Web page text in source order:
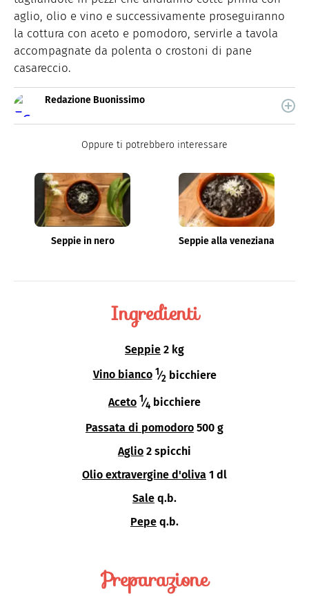
aglio, olio e vino e successivamente proseguiranno
la cottura con aceto e pomodoro, servirle a tavola
accompagnate da polenta o crostoni di pane
casareccio.
Redazione Buonissimo
quale trovi idee veloci, facili e spiegate passo passo.
Oppure ti potrebbero interessare
Seppie in nero Seppie alla veneziana
Ingredienti
Seppie 2 kg
Vino bianco 1⁄2bicchiere
Aceto 1⁄4 bicchiere
Passata di pomodoro 500 g
Aglio 2 spicchi
Olio extravergine d'oliva 1 dl
Sale q.b.
Pepe q.b.
Preparazione